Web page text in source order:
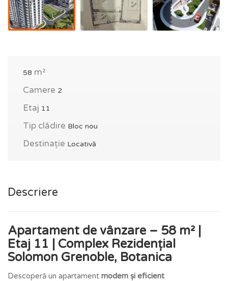
58 m²
Camere 2
Etaj 11
Tip clădire Bloc nou
Destinație Locativă
Descriere
Apartament de vânzare – 58 m² |
Etaj 11 | Complex Rezidențial
Solomon Grenoble, Botanica
Descoperă un apartament modern și eficient